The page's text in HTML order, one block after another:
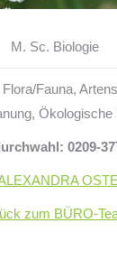
M. Sc. Biologie
Fauna,
Ökologische
0209-
zum BÜRO-